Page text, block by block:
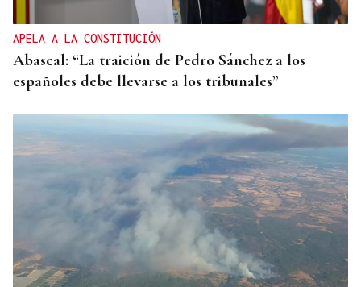
APELA A LA CONSTITUCIÓN
Abascal: “La traición de Pedro Sánchez a los
españoles debe llevarse a los tribunales”